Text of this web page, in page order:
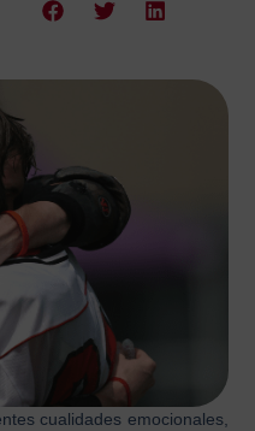
cualidades emocionales,